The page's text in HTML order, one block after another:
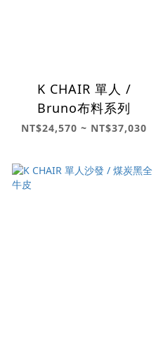
K CHAIR 單人 /
Bruno布料系列
NT$24,570 ~ NT$37,030